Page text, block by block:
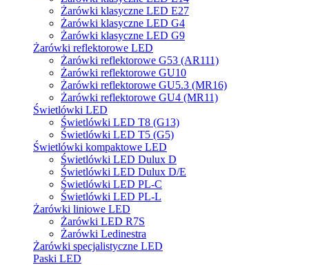
Żarówki klasyczne LED E27
Żarówki klasyczne LED G4
Żarówki klasyczne LED G9
Żarówki reflektorowe LED
Żarówki reflektorowe G53 (AR111)
Żarówki reflektorowe GU10
Żarówki reflektorowe GU5.3 (MR16)
Żarówki reflektorowe GU4 (MR11)
Świetlówki LED
Świetlówki LED T8 (G13)
Świetlówki LED T5 (G5)
Świetlówki kompaktowe LED
Świetlówki LED Dulux D
Świetlówki LED Dulux D/E
Świetlówki LED PL-C
Świetlówki LED PL-L
Żarówki liniowe LED
Żarówki LED R7S
Żarówki Ledinestra
Żarówki specjalistyczne LED
Paski LED